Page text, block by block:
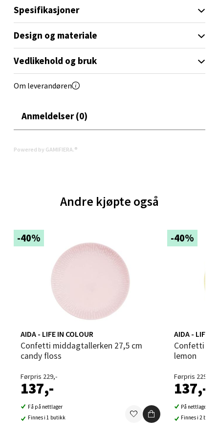
Spesifikasjoner
Design og materiale
Vedlikehold og bruk
Om leverandøren
Anmeldelser (0)
Powered by GAMIFIERA.®
Andre kjøpte også
-40%
AIDA - LIFE IN COLOUR
Confetti middagtallerken 27,5 cm
candy floss
Førpris 229,-
137,-
Få på nettlager
Finnes i 1 butikk
-40%
AIDA - LIFE
Confetti middagstallerken 27,5 cm
lemon
Førpris 229,-
137,-
På nettlager
Finnes i 2
Åpent i dag 10-19
Åpent i dag 09-20
Sandvika - Thon Senter Sandvika
Brodtkorbsgate 7, 1338 Sandvika
Åpent i dag 10-21
0 i butikk
Bergen - Thon Senter Sartor
Sartorvegen 12, 5353 Straume
Åpent i dag 10-21